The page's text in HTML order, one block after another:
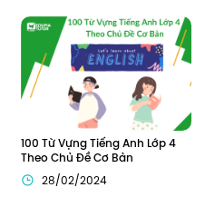
100 Từ Vựng Tiếng Anh Lớp 4
Theo Chủ Đề Cơ Bản
28/02/2024